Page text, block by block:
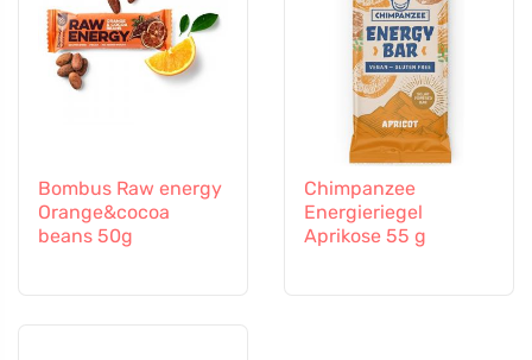
Bombus Raw energy
Orange&cocoa
beans 50g
Chimpanzee
Energieriegel
Aprikose 55 g